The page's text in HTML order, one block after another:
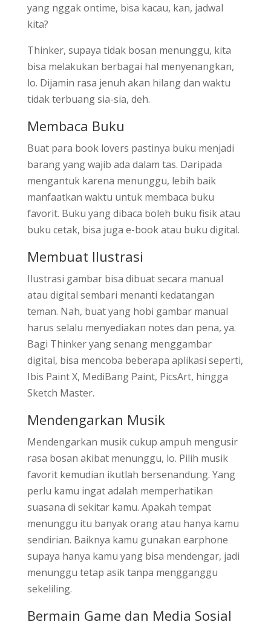
yang nggak ontime, bisa kacau, kan, jadwal
kita?
Thinker, supaya tidak bosan menunggu, kita
bisa melakukan berbagai hal menyenangkan,
lo. Dijamin rasa jenuh akan hilang dan waktu
tidak terbuang sia-sia, deh.
Membaca Buku
Buat para book lovers pastinya buku menjadi
barang yang wajib ada dalam tas. Daripada
mengantuk karena menunggu, lebih baik
manfaatkan waktu untuk membaca buku
favorit. Buku yang dibaca boleh buku fisik atau
buku cetak, bisa juga e-book atau buku digital.
Membuat Ilustrasi
Ilustrasi gambar bisa dibuat secara manual
atau digital sembari menanti kedatangan
teman. Nah, buat yang hobi gambar manual
harus selalu menyediakan notes dan pena, ya.
Bagi Thinker yang senang menggambar
digital, bisa mencoba beberapa aplikasi seperti,
Ibis Paint X, MediBang Paint, PicsArt, hingga
Sketch Master.
Mendengarkan Musik
Mendengarkan musik cukup ampuh mengusir
rasa bosan akibat menunggu, lo. Pilih musik
favorit kemudian ikutlah bersenandung. Yang
perlu kamu ingat adalah memperhatikan
suasana di sekitar kamu. Apakah tempat
menunggu itu banyak orang atau hanya kamu
sendirian. Baiknya kamu gunakan earphone
supaya hanya kamu yang bisa mendengar, jadi
menunggu tetap asik tanpa mengganggu
sekeliling.
Bermain Game dan Media Sosial